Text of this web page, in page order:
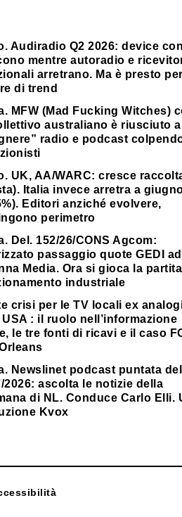
Audiradio Q2 2026: device
mentre autoradio e
arretrano. Ma è presto per
di trend
MFW (Mad Fucking Witches)
australiano è riusciuto a
radio e podcast
UK, AA/WARC: cresce
Italia invece arretra a
Editori anziché evolvere,
perimetro
Del. 152/26/CONS Agcom:
passaggio quote GEDI ad
Media. Ora si gioca la partita
industriale
crisi per le TV locali ex
: il ruolo nell’informazione
le tre fonti di ricavi e il caso
Newslinet podcast puntata del
2026: ascolta le notizie della
di NL. Conduce Carlo Elli.
Kvox